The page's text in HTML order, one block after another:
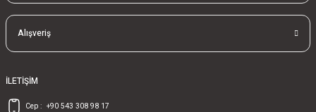
Alışveriş
İLETİŞİM
Cep : +90 543 308 98 17